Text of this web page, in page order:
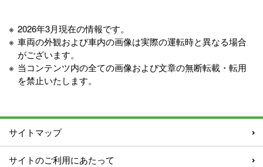
※ 2026年3月現在の情報です。
※ 車両の外観および車内の画像は実際の運転時と異なる場合
がございます。
※ 当コンテンツ内の全ての画像および文章の無断転載・転用
を禁止いたします。
サイトマップ
サイトのご利用にあたって